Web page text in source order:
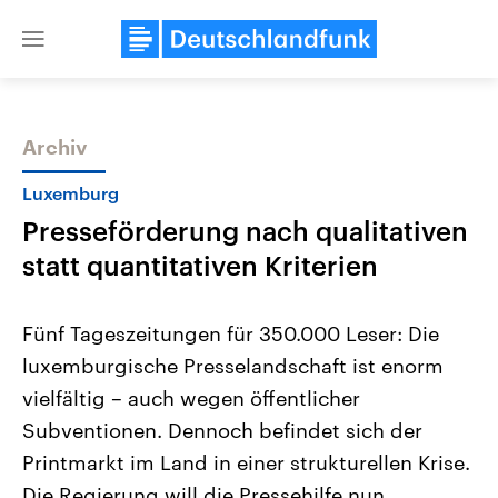
Close
Themen
Landtagswahl Sachsen-Anhalt
2026
Alle Informationen
Sachsen-Anhalt wählt am 6.
September 2026 einen neuen
Landtag. Seit 2021 wird das
Bundesland von einer Koalition aus
USA
Aktuelle Beiträge,
Hintergründe
Wirtschaftlich und
gehören die Vereinigten
den mächtigsten Ländern
mit großem Einfluss auf
Archiv
Luxemburg
Presseförderung nach qualitativen
statt quantitativen Kriterien
Fünf Tageszeitungen für 350.000 Leser: Die
luxemburgische Presselandschaft ist enorm
vielfältig – auch wegen öffentlicher
Subventionen. Dennoch befindet sich der
Printmarkt im Land in einer strukturellen Krise.